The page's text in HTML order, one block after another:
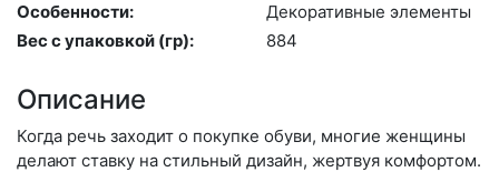
Особенности:
Де­кора­тив­ные эле­мен­ты
Вес с упаковкой (гр):
884
Описание
Когда речь заходит о покупке обуви, многие женщины
делают ставку на стильный дизайн, жертвуя комфортом.